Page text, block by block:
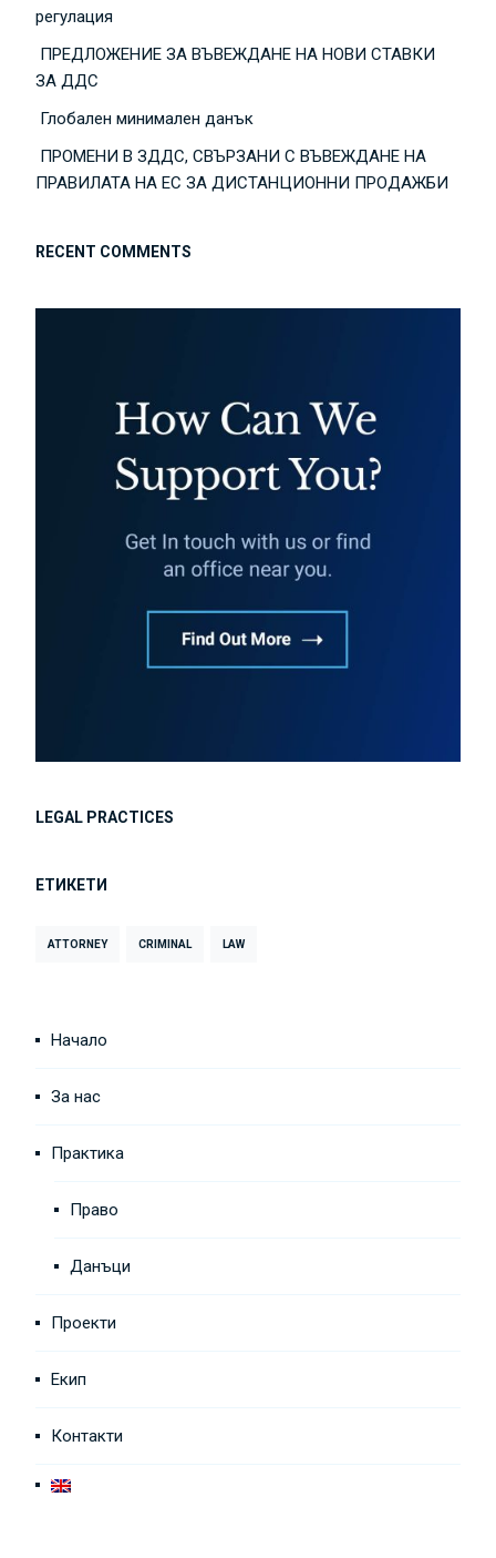
регулация
ПРЕДЛОЖЕНИЕ ЗА ВЪВЕЖДАНЕ НА НОВИ СТАВКИ
ЗА ДДС
Глобален минимален данък
ПРОМЕНИ В ЗДДС, СВЪРЗАНИ С ВЪВЕЖДАНЕ НА
ПРАВИЛАТА НА ЕС ЗА ДИСТАНЦИОННИ ПРОДАЖБИ
RECENT COMMENTS
LEGAL PRACTICES
ЕТИКЕТИ
ATTORNEY CRIMINAL LAW
Начало
За нас
Практика
Право
Данъци
Проекти
Екип
Контакти